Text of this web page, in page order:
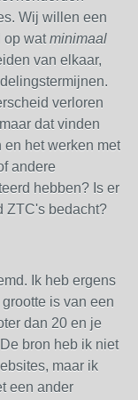
Wij willen een
op watminimaal
van elkaar,
verloren
dat vinden
het werken met
andere
hebben? Is er
ZTC's bedacht?
Ik heb ergens
is van een
dan 20 en je
bron heb ik niet
maar ik
een ander